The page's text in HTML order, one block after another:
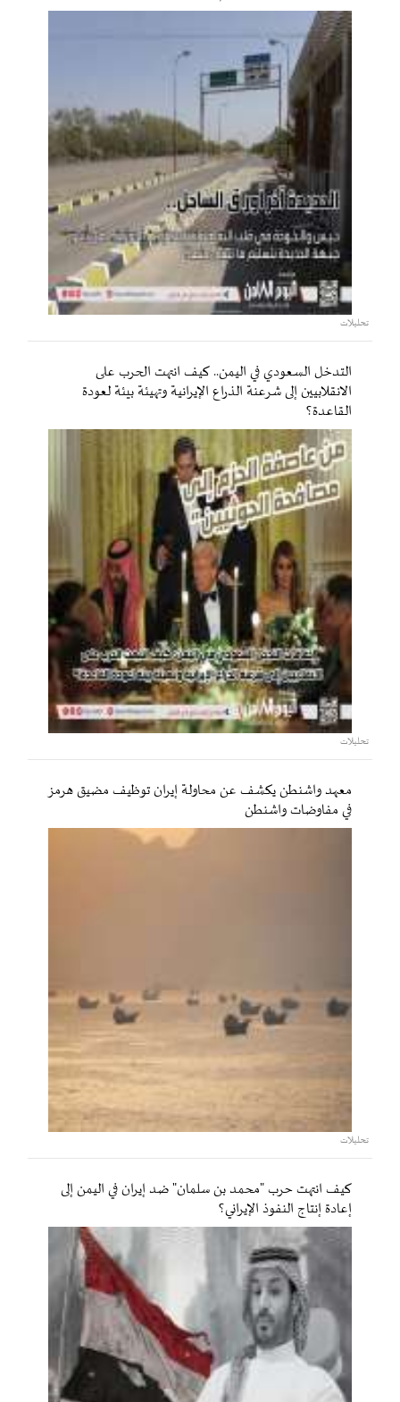
تحليلات
التدخل السعودي في اليمن.. كيف انتهت الحرب على
الانقلابيين إلى شرعنة الذراع الإيرانية وتهيئة بيئة لعودة
القاعدة؟
تحليلات
معهد واشنطن يكشف عن محاولة إيران توظيف مضيق هرمز
في مفاوضات واشنطن
تحليلات
كيف انتهت حرب "محمد بن سلمان" ضد إيران في اليمن إلى
إعادة إنتاج النفوذ الإيراني؟